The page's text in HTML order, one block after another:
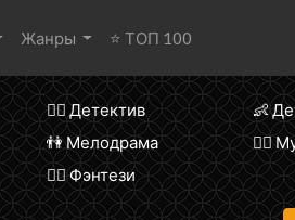
Жанры ⭐ ТОП 100
🕵️‍♂️ Детектив 👶
👫 Мелодрама 🧚‍♀️
🧝‍♂️ Фэнтези